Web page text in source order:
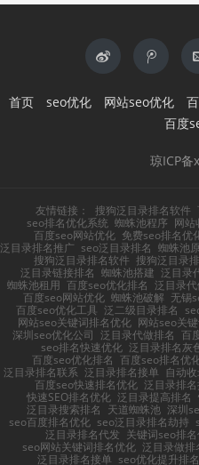
首页 seo优化 网站seo优化
百度
琼ICP备
友情链接： 搜狗泛目录排名软件
seo排名优化系统 蜘蛛池程序 网站
百度seo网站优化 免费seo排名优
泛目录排名推广 seo泛目录排名 蜘蛛池
搜狗泛目录排名软件 搜狗泛目录
泛目录链接排名 蜘蛛池搭建 泛目录
蜘蛛池租用 百度seo优化排名 泛目录
百度seo网站优化 蜘蛛池破解 无锡
百度seo优化工具 泛二级目录排名
网站seo关键词排名优化 网站seo关
深圳seo优化公司 泛目录代做排名 百
seo排名快速优化 泛目录排名灰
百度seo优化排名 百度seo排名优
泛目录排名联系 泛目录排名接单 自动
百度seo快速排名优化 泛目录排
快速SEO排名优化 泛目录提高排名
泛目录搜索排名 天道蜘蛛池 深圳
seo百度排名优化 seo泛目录排名劫持
泛目录排名代发 关键词seo排
seo网站关键词排名优化 泛目录做排
泛目录排名接单 seo优化提升排名